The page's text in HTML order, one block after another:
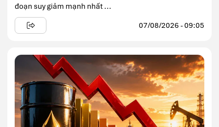
đoạn suy giảm mạnh nhất ...
07/08/2026 - 09:05